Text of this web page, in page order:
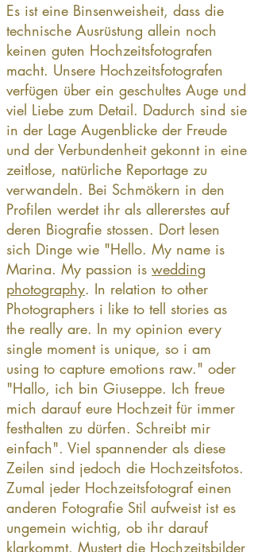
Es ist eine Binsenweisheit, dass die
technische Ausrüstung allein noch
keinen guten Hochzeitsfotografen
macht. Unsere Hochzeitsfotografen
verfügen über ein geschultes Auge und
viel Liebe zum Detail. Dadurch sind sie
in der Lage Augenblicke der Freude
und der Verbundenheit gekonnt in eine
zeitlose, natürliche Reportage zu
verwandeln. Bei Schmökern in den
Profilen werdet ihr als allererstes auf
deren Biografie stossen. Dort lesen
sich Dinge wie "Hello. My name is
Marina. My passion is wedding
photography. In relation to other
Photographers i like to tell stories as
the really are. In my opinion every
single moment is unique, so i am
using to capture emotions raw." oder
"Hallo, ich bin Giuseppe. Ich freue
mich darauf eure Hochzeit für immer
festhalten zu dürfen. Schreibt mir
einfach". Viel spannender als diese
Zeilen sind jedoch die Hochzeitsfotos.
Zumal jeder Hochzeitsfotograf einen
anderen Fotografie Stil aufweist ist es
ungemein wichtig, ob ihr darauf
klarkommt. Mustert die Hochzeitsbilder